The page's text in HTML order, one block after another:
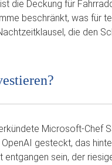
die Deckung für
beschränkt, was für
die den
Microsoft-Chef
gesteckt, das
entgangen sein, der